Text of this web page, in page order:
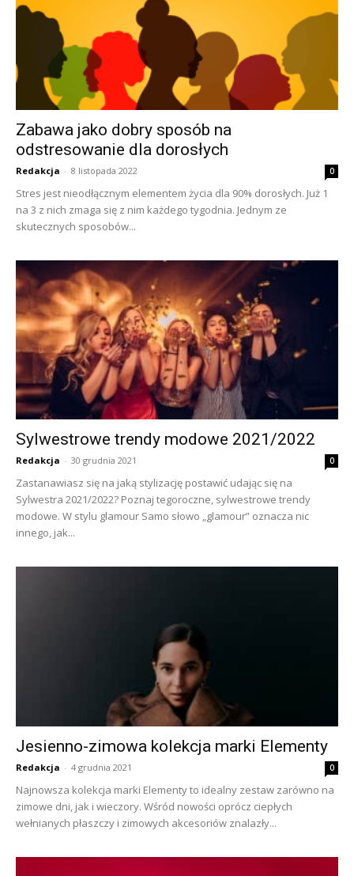
Zabawa jako dobry sposób na
odstresowanie dla dorosłych
Redakcja - 8 listopada 2022 0
Stres jest nieodłącznym elementem życia dla 90% dorosłych. Już 1
na 3 z nich zmaga się z nim każdego tygodnia. Jednym ze
skutecznych sposobów...
Sylwestrowe trendy modowe 2021/2022
Redakcja - 30 grudnia 2021 0
Zastanawiasz się na jaką stylizację postawić udając się na
Sylwestra 2021/2022? Poznaj tegoroczne, sylwestrowe trendy
modowe. W stylu glamour Samo słowo „glamour” oznacza nic
innego, jak...
Jesienno-zimowa kolekcja marki Elementy
Redakcja - 4 grudnia 2021 0
Najnowsza kolekcja marki Elementy to idealny zestaw zarówno na
zimowe dni, jak i wieczory. Wśród nowości oprócz ciepłych
wełnianych płaszczy i zimowych akcesoriów znalazły...